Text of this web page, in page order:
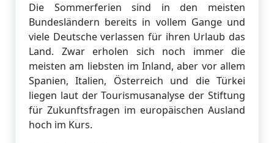
Die Sommerferien sind in den meisten
Bundesländern bereits in vollem Gange und
viele Deutsche verlassen für ihren Urlaub das
Land. Zwar erholen sich noch immer die
meisten am liebsten im Inland, aber vor allem
Spanien, Italien, Österreich und die Türkei
liegen laut der Tourismusanalyse der Stiftung
für Zukunftsfragen im europäischen Ausland
hoch im Kurs.